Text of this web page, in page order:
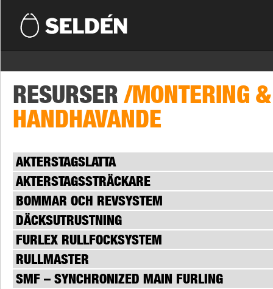
RESURSER/MONTERING &
HANDHAVANDE
AKTERSTAGSLATTA
AKTERSTAGSSTRÄCKARE
BOMMAR OCH REVSYSTEM
DÄCKSUTRUSTNING
FURLEX RULLFOCKSYSTEM
RULLMASTER
SMF – SYNCHRONIZED MAIN FURLING